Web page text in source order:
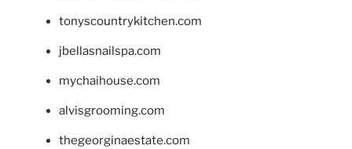
tonyscountrykitchen.com
jbellasnailspa.com
mychaihouse.com
alvisgrooming.com
thegeorginaestate.com